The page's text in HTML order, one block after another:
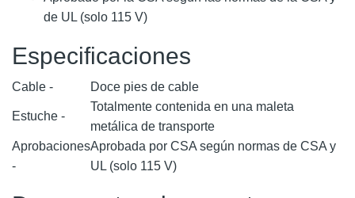
de UL (solo 115 V)
Especificaciones
Cable - Doce pies de cable
Estuche -
Totalmente contenida en una maleta
metálica de transporte
Aprobaciones
-
Aprobada por CSA según normas de CSA y
UL (solo 115 V)